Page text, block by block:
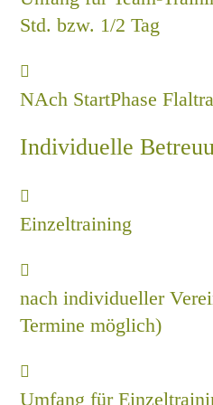
Std. bzw. 1/2 Tag
NAch StartPhase
Individuelle
Einzeltraining
nach individueller
Termine möglich)
Umfang für